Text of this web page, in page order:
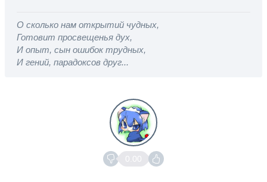
О сколько нам открытий чудных,
Готовит просвещенья дух,
И опыт, сын ошибок трудных,
И гений, парадоксов друг...
0.00